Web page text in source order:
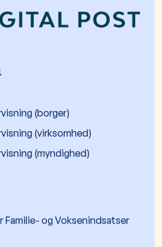
(borger)
(virksomhed)
(myndighed)
og Voksenindsatser